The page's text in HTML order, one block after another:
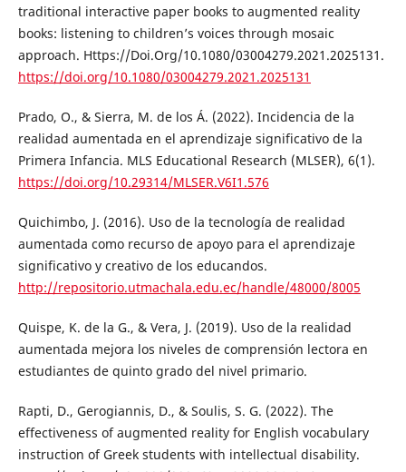
traditional interactive paper books to augmented reality
books: listening to children’s voices through mosaic
approach. Https://Doi.Org/10.1080/03004279.2021.2025131.
https://doi.org/10.1080/03004279.2021.2025131
Prado, O., & Sierra, M. de los Á. (2022). Incidencia de la
realidad aumentada en el aprendizaje significativo de la
Primera Infancia. MLS Educational Research (MLSER), 6(1).
https://doi.org/10.29314/MLSER.V6I1.576
Quichimbo, J. (2016). Uso de la tecnología de realidad
aumentada como recurso de apoyo para el aprendizaje
significativo y creativo de los educandos.
http://repositorio.utmachala.edu.ec/handle/48000/8005
Quispe, K. de la G., & Vera, J. (2019). Uso de la realidad
aumentada mejora los niveles de comprensión lectora en
estudiantes de quinto grado del nivel primario.
Rapti, D., Gerogiannis, D., & Soulis, S. G. (2022). The
effectiveness of augmented reality for English vocabulary
instruction of Greek students with intellectual disability.